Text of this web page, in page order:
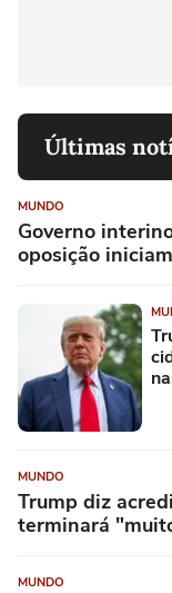
Últimas
MUNDO
Governo
oposição
MUNDO
Trump diz
terminará
MUNDO